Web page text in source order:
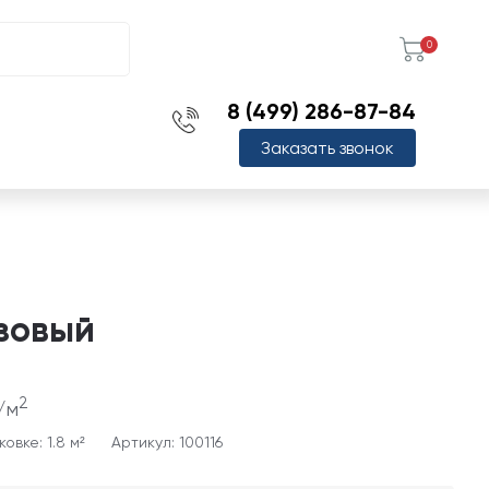
0
8 (499) 286-87-84
Заказать звонок
м2
1.8 м² Артикул: 100116